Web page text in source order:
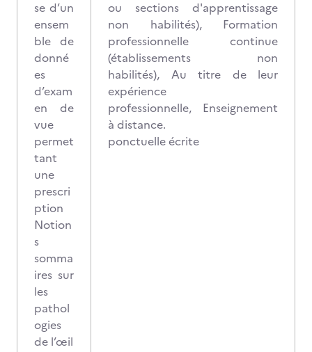
se d’un
ensem
ble de
donné
es
d’exam
en de
vue
permet
tant
une
prescri
ption
Notion
s
somma
ires sur
les
pathol
ogies
de l’œil
ou sections d'apprentissage
non habilités), Formation
professionnelle continue
(établissements non
habilités), Au titre de leur
expérience
professionnelle, Enseignement
à distance.
ponctuelle écrite